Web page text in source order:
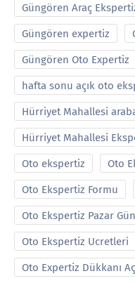
Güngören Araç
Güngören expertiz
Güngören Oto Expertiz
hafta sonu açık oto
Hürriyet Mahallesi
Hürriyet Mahallesi
Oto ekspertiz Oto
Oto Ekspertiz Formu
Oto Ekspertiz Pazar
Oto Ekspertiz Ucretleri
Oto Expertiz Dükkanı